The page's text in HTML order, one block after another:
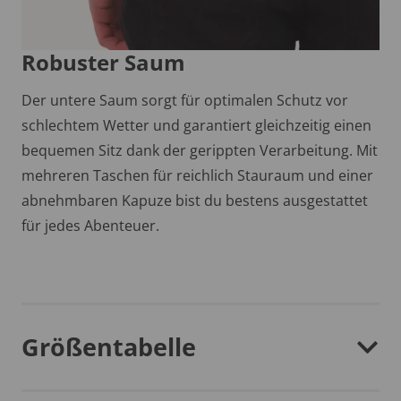
Robuster Saum
Der untere Saum sorgt für optimalen Schutz vor
schlechtem Wetter und garantiert gleichzeitig einen
bequemen Sitz dank der gerippten Verarbeitung. Mit
mehreren Taschen für reichlich Stauraum und einer
abnehmbaren Kapuze bist du bestens ausgestattet
für jedes Abenteuer.
Größentabelle